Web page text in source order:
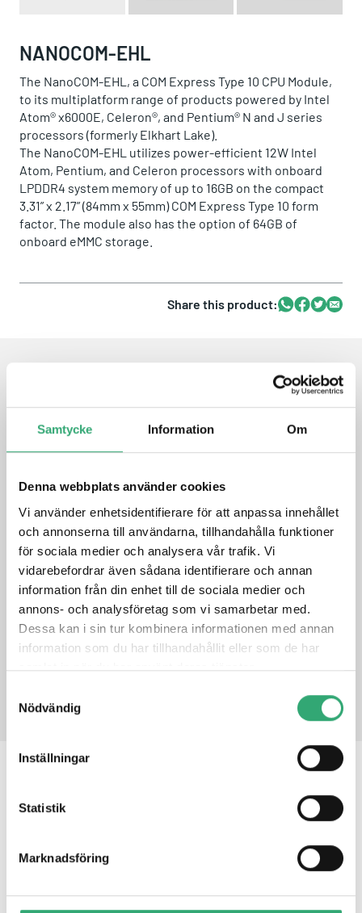
Samtycke Information Om
Denna webbplats använder cookies
Vi använder enhetsidentifierare för att anpassa innehållet
och annonserna till användarna, tillhandahålla funktioner
för sociala medier och analysera vår trafik. Vi
vidarebefordrar även sådana identifierare och annan
information från din enhet till de sociala medier och
annons- och analysföretag som vi samarbetar med.
Dessa kan i sin tur kombinera informationen med annan
information som du har tillhandahållit eller som de har
samlat in när du har använt deras tjänster.
Nödvändig
Inställningar
Statistik
Marknadsföring
NANOCOM-EHL
The NanoCOM-EHL, a COM Express Type 10 CPU Module,
to its multiplatform range of products powered by Intel
Atom® x6000E, Celeron®, and Pentium® N and J series
processors (formerly Elkhart Lake).
The NanoCOM-EHL utilizes power-efficient 12W Intel
Atom, Pentium, and Celeron processors with onboard
LPDDR4 system memory of up to 16GB on the compact
3.31” x 2.17” (84mm x 55mm) COM Express Type 10 form
factor. The module also has the option of 64GB of
onboard eMMC storage.
Share this product:Whatsapp
Facebook
Twitter
Email
Intel i226IT 2.5GbE x 1
18/24-bit Single Channel LVDS/eDP, DDI x 1
SATA3 x 2 , Onboard eMMC up to 64GB (Optional)
USB 2.0 x 8, USB 3.2 10Gbps x 2
PCIe [x1] x 4
COM Express Mini Size, Type 10, COM.0 R2.1
DATASHEET
PRODUCT INQUIRY